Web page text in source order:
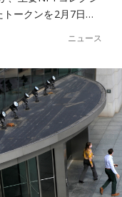
トークンを2月7日…
ニュース